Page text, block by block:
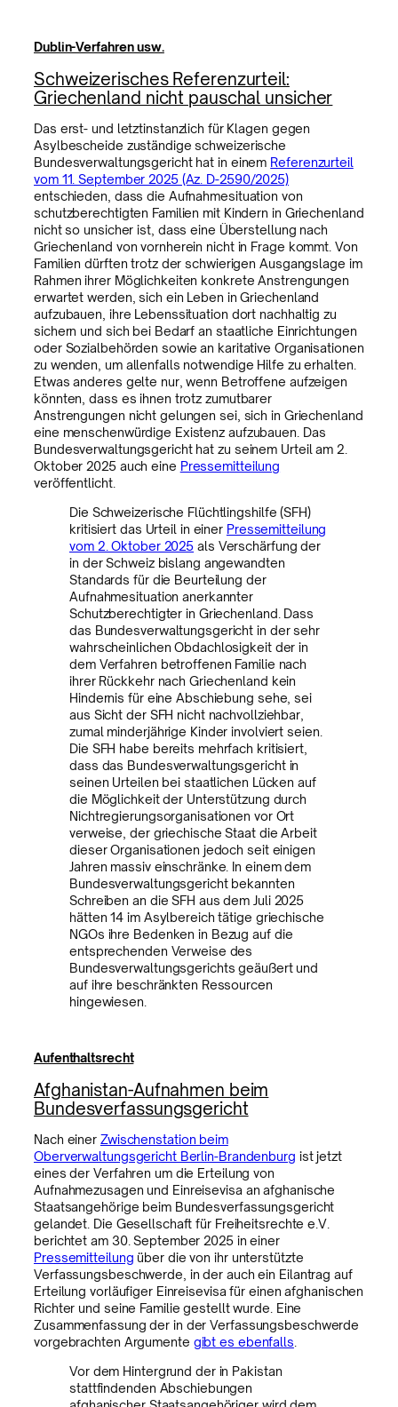
Dublin-Verfahren usw.
Schweizerisches Referenzurteil:
Griechenland nicht pauschal unsicher
Das erst- und letztinstanzlich für Klagen gegen
Asylbescheide zuständige schweizerische
Bundesverwaltungsgericht hat in einem Referenzurteil
vom 11. September 2025 (Az. D-2590/2025)
entschieden, dass die Aufnahmesituation von
schutzberechtigten Familien mit Kindern in Griechenland
nicht so unsicher ist, dass eine Überstellung nach
Griechenland von vornherein nicht in Frage kommt. Von
Familien dürften trotz der schwierigen Ausgangslage im
Rahmen ihrer Möglichkeiten konkrete Anstrengungen
erwartet werden, sich ein Leben in Griechenland
aufzubauen, ihre Lebenssituation dort nachhaltig zu
sichern und sich bei Bedarf an staatliche Einrichtungen
oder Sozialbehörden sowie an karitative Organisationen
zu wenden, um allenfalls notwendige Hilfe zu erhalten.
Etwas anderes gelte nur, wenn Betroffene aufzeigen
könnten, dass es ihnen trotz zumutbarer
Anstrengungen nicht gelungen sei, sich in Griechenland
eine menschenwürdige Existenz aufzubauen. Das
Bundesverwaltungsgericht hat zu seinem Urteil am 2.
Oktober 2025 auch eine Pressemitteilung
veröffentlicht.
Die Schweizerische Flüchtlingshilfe (SFH)
kritisiert das Urteil in einer Pressemitteilung
vom 2. Oktober 2025 als Verschärfung der
in der Schweiz bislang angewandten
Standards für die Beurteilung der
Aufnahmesituation anerkannter
Schutzberechtigter in Griechenland. Dass
das Bundesverwaltungsgericht in der sehr
wahrscheinlichen Obdachlosigkeit der in
dem Verfahren betroffenen Familie nach
ihrer Rückkehr nach Griechenland kein
Hindernis für eine Abschiebung sehe, sei
aus Sicht der SFH nicht nachvollziehbar,
zumal minderjährige Kinder involviert seien.
Die SFH habe bereits mehrfach kritisiert,
dass das Bundesverwaltungsgericht in
seinen Urteilen bei staatlichen Lücken auf
die Möglichkeit der Unterstützung durch
Nichtregierungsorganisationen vor Ort
verweise, der griechische Staat die Arbeit
dieser Organisationen jedoch seit einigen
Jahren massiv einschränke. In einem dem
Bundesverwaltungsgericht bekannten
Schreiben an die SFH aus dem Juli 2025
hätten 14 im Asylbereich tätige griechische
NGOs ihre Bedenken in Bezug auf die
entsprechenden Verweise des
Bundesverwaltungsgerichts geäußert und
auf ihre beschränkten Ressourcen
hingewiesen.
Aufenthaltsrecht
Afghanistan-Aufnahmen beim
Bundesverfassungsgericht
Nach einer Zwischenstation beim
Oberverwaltungsgericht Berlin-Brandenburg ist jetzt
eines der Verfahren um die Erteilung von
Aufnahmezusagen und Einreisevisa an afghanische
Staatsangehörige beim Bundesverfassungsgericht
gelandet. Die Gesellschaft für Freiheitsrechte e.V.
berichtet am 30. September 2025 in einer
Pressemitteilung über die von ihr unterstützte
Verfassungsbeschwerde, in der auch ein Eilantrag auf
Erteilung vorläufiger Einreisevisa für einen afghanischen
Richter und seine Familie gestellt wurde. Eine
Zusammenfassung der in der Verfassungsbeschwerde
vorgebrachten Argumente gibt es ebenfalls
Vor dem Hintergrund der in Pakistan
stattfindenden Abschiebungen